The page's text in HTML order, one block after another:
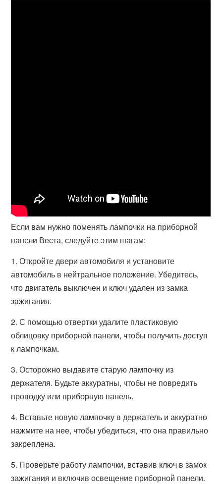
Если вам нужно поменять лампочки на приборной
панели Веста, следуйте этим шагам:
1. Откройте двери автомобиля и установите
автомобиль в нейтральное положение. Убедитесь,
что двигатель выключен и ключ удален из замка
зажигания.
2. С помощью отвертки удалите пластиковую
облицовку приборной панели, чтобы получить доступ
к лампочкам.
3. Осторожно выдавите старую лампочку из
держателя. Будьте аккуратны, чтобы не повредить
проводку или приборную панель.
4. Вставьте новую лампочку в держатель и аккуратно
нажмите на нее, чтобы убедиться, что она правильно
закреплена.
5. Проверьте работу лампочки, вставив ключ в замок
зажигания и включив освещение приборной панели.